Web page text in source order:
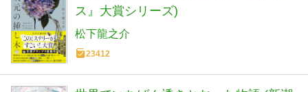
ス』大賞シリーズ)
松下龍之介
23412